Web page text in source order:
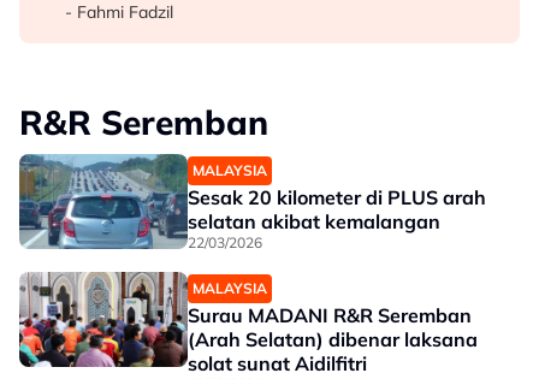
undi PH' - AMK
Dunia" 2029
- Fahmi Fadzil
R&R Seremban
MALAYSIA
Sesak 20 kilometer di PLUS arah
selatan akibat kemalangan
22/03/2026
MALAYSIA
Surau MADANI R&R Seremban
(Arah Selatan) dibenar laksana
solat sunat Aidilfitri